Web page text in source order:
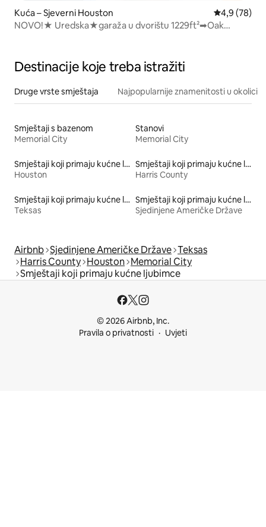
Kuća – Sjeverni Houston Prosječna
4,9 (78)
NOVO!★ Uredska️★garaža u dvorištu ️1229ft²➡Oak
Destinacije koje treba istražiti
Druge vrste smještaja Najpopularnije znamenitosti u okolici
Smještaji s bazenom
Memorial City
Stanovi
Memorial City
Smještaji koji primaju kućne ljubimce
Houston
Smještaji koji primaju kućne ljubimce
Harris County
Smještaji koji primaju kućne ljubimce
Teksas
Smještaji koji primaju kućne ljubimce
Sjedinjene Američke Države
Airbnb Sjedinjene Američke Države Teksas
Harris County Houston Memorial City
Smještaji koji primaju kućne ljubimce
© 2026 Airbnb, Inc.
Pravila o privatnosti
Uvjeti